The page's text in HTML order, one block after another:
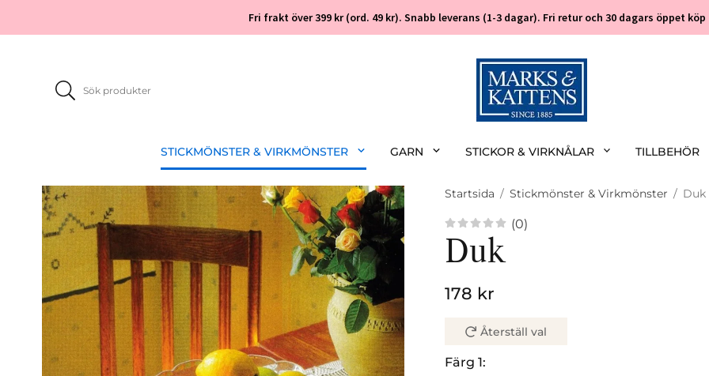
Fri frakt över 399 kr (ord. 49 kr). Snabb leverans (1-3 dagar). Fri retur och 30 dagars öppet
STICKMÖNSTER & VIRKMÖNSTER GARN STICKOR & VIRKNÅLAR TILLBEHÖR
Startsida / Stickmönster & Virkmönster / Duk
(0)
Duk
178 kr
Återställ val
Färg 1: